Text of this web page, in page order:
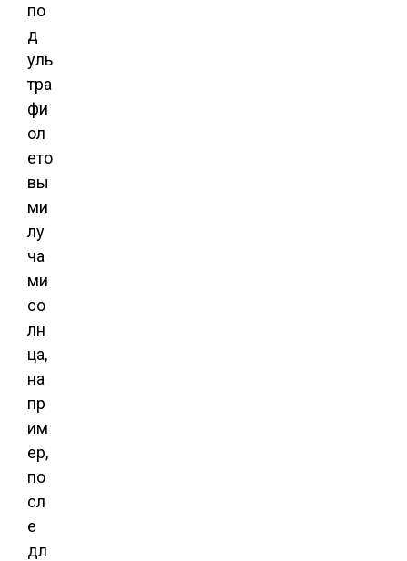
по
д
уль
тра
фи
ол
ето
вы
ми
лу
ча
ми
со
лн
ца,
на
пр
им
ер,
по
сл
е
дл